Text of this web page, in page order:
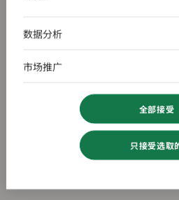
数据分析
市场推广
全部接受
只接受选取